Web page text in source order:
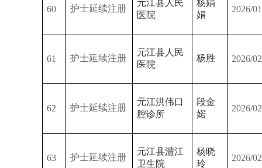
60 护士延续注册
元江县人民
医院
杨娟
娟
2026/
61 护士延续注册
元江县人民
医院
杨胜 2026/
62 护士延续注册
元江洪伟口
腔诊所
段金
婼
2026/
63 护士延续注册
元江县澧江
卫生院
杨晓
玲
2026/